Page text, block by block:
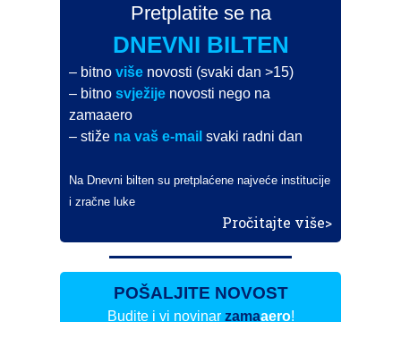
Pretplatite se na
DNEVNI BILTEN
– bitnoviše novosti (svaki dan >15)
– bitnosvježije novosti nego na
zamaaero
– stiže na vaš e-mail svaki radni dan
Na Dnevni bilten su pretplaćene najveće institucije
i zračne luke
Pročitajte više>
POŠALJITE NOVOST
Budite i vi novinar zamaaero!